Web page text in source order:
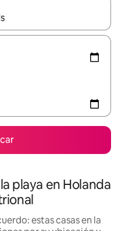
podrás navegar
playa en Holanda
estas casas en la